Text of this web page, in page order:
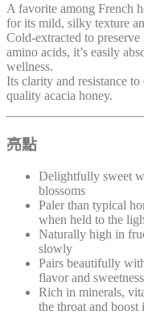
A favorite among French
for its mild, silky texture
Cold-extracted to
amino acids, it’s easily
wellness.
Its clarity and resistance
quality acacia honey.
亮點
Delightfully sweet
blossoms
Paler than typical
when held to the
Naturally high in
slowly
Pairs beautifully
flavor and sweetness
Rich in minerals,
the throat and boost